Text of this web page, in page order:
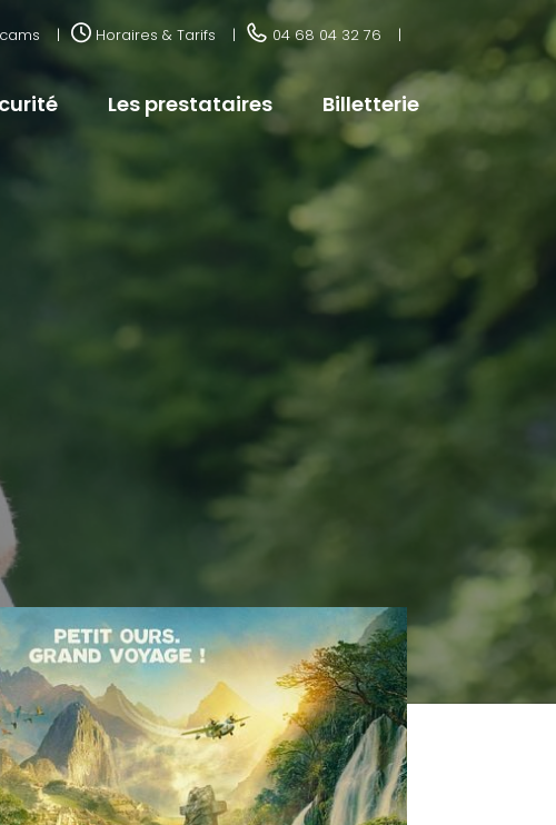
Horaires & Tarifs 04 68 04 32 76
Les prestataires Billetterie